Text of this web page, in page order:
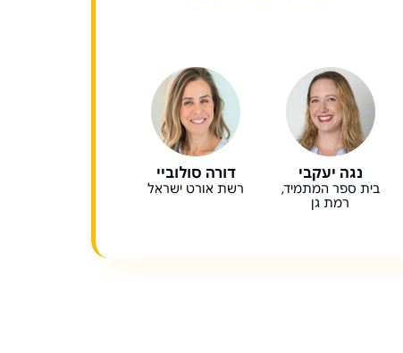
נגה יעקבי
בית ספר המתמיד,
רמת גן
דורה סולוביי
רשת אורט ישראל